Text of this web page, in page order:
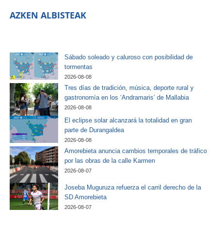
AZKEN ALBISTEAK
Sábado soleado y caluroso con posibilidad de
tormentas
2026-08-08
Tres días de tradición, música, deporte rural y
gastronomía en los ‘Andramaris’ de Mallabia
2026-08-08
El eclipse solar alcanzará la totalidad en gran
parte de Durangaldea
2026-08-08
Amorebieta anuncia cambios temporales de tráfico
por las obras de la calle Karmen
2026-08-07
Joseba Muguruza refuerza el carril derecho de la
SD Amorebieta
2026-08-07